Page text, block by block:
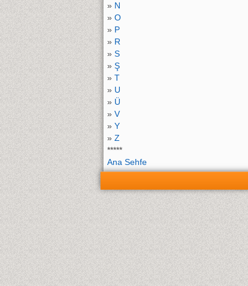
» N
» O
» P
» R
» S
» Ş
» T
» U
» Ü
» V
» Y
» Z
*****
Ana Sehfe